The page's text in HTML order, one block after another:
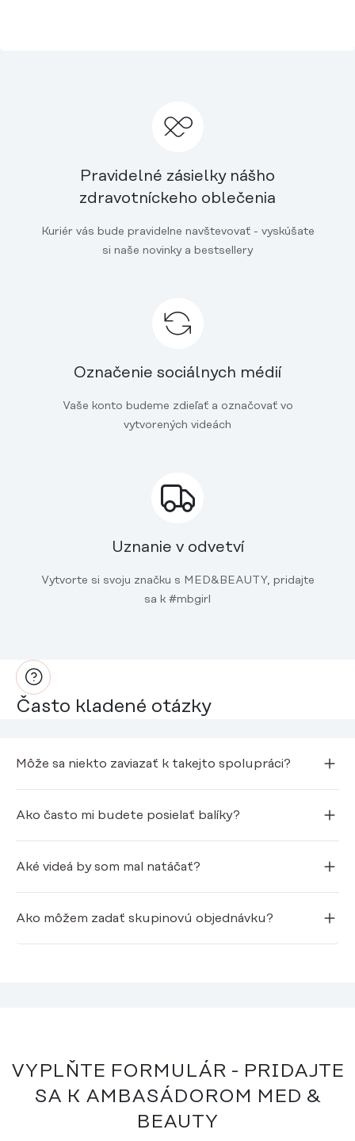
Pravidelné zásielky nášho
zdravotníckeho oblečenia
Kuriér vás bude pravidelne navštevovať - vyskúšate
si naše novinky a bestsellery
Označenie sociálnych médií
Vaše konto budeme zdieľať a označovať vo
vytvorených videách
Uznanie v odvetví
Vytvorte si svoju značku s MED&BEAUTY, pridajte
sa k #mbgirl
Často kladené otázky
Môže sa niekto zaviazať k takejto spolupráci?
Ako často mi budete posielať balíky?
Aké videá by som mal natáčať?
Ako môžem zadať skupinovú objednávku?
VYPLŇTE FORMULÁR - PRIDAJTE
SA K AMBASÁDOROM MED &
BEAUTY